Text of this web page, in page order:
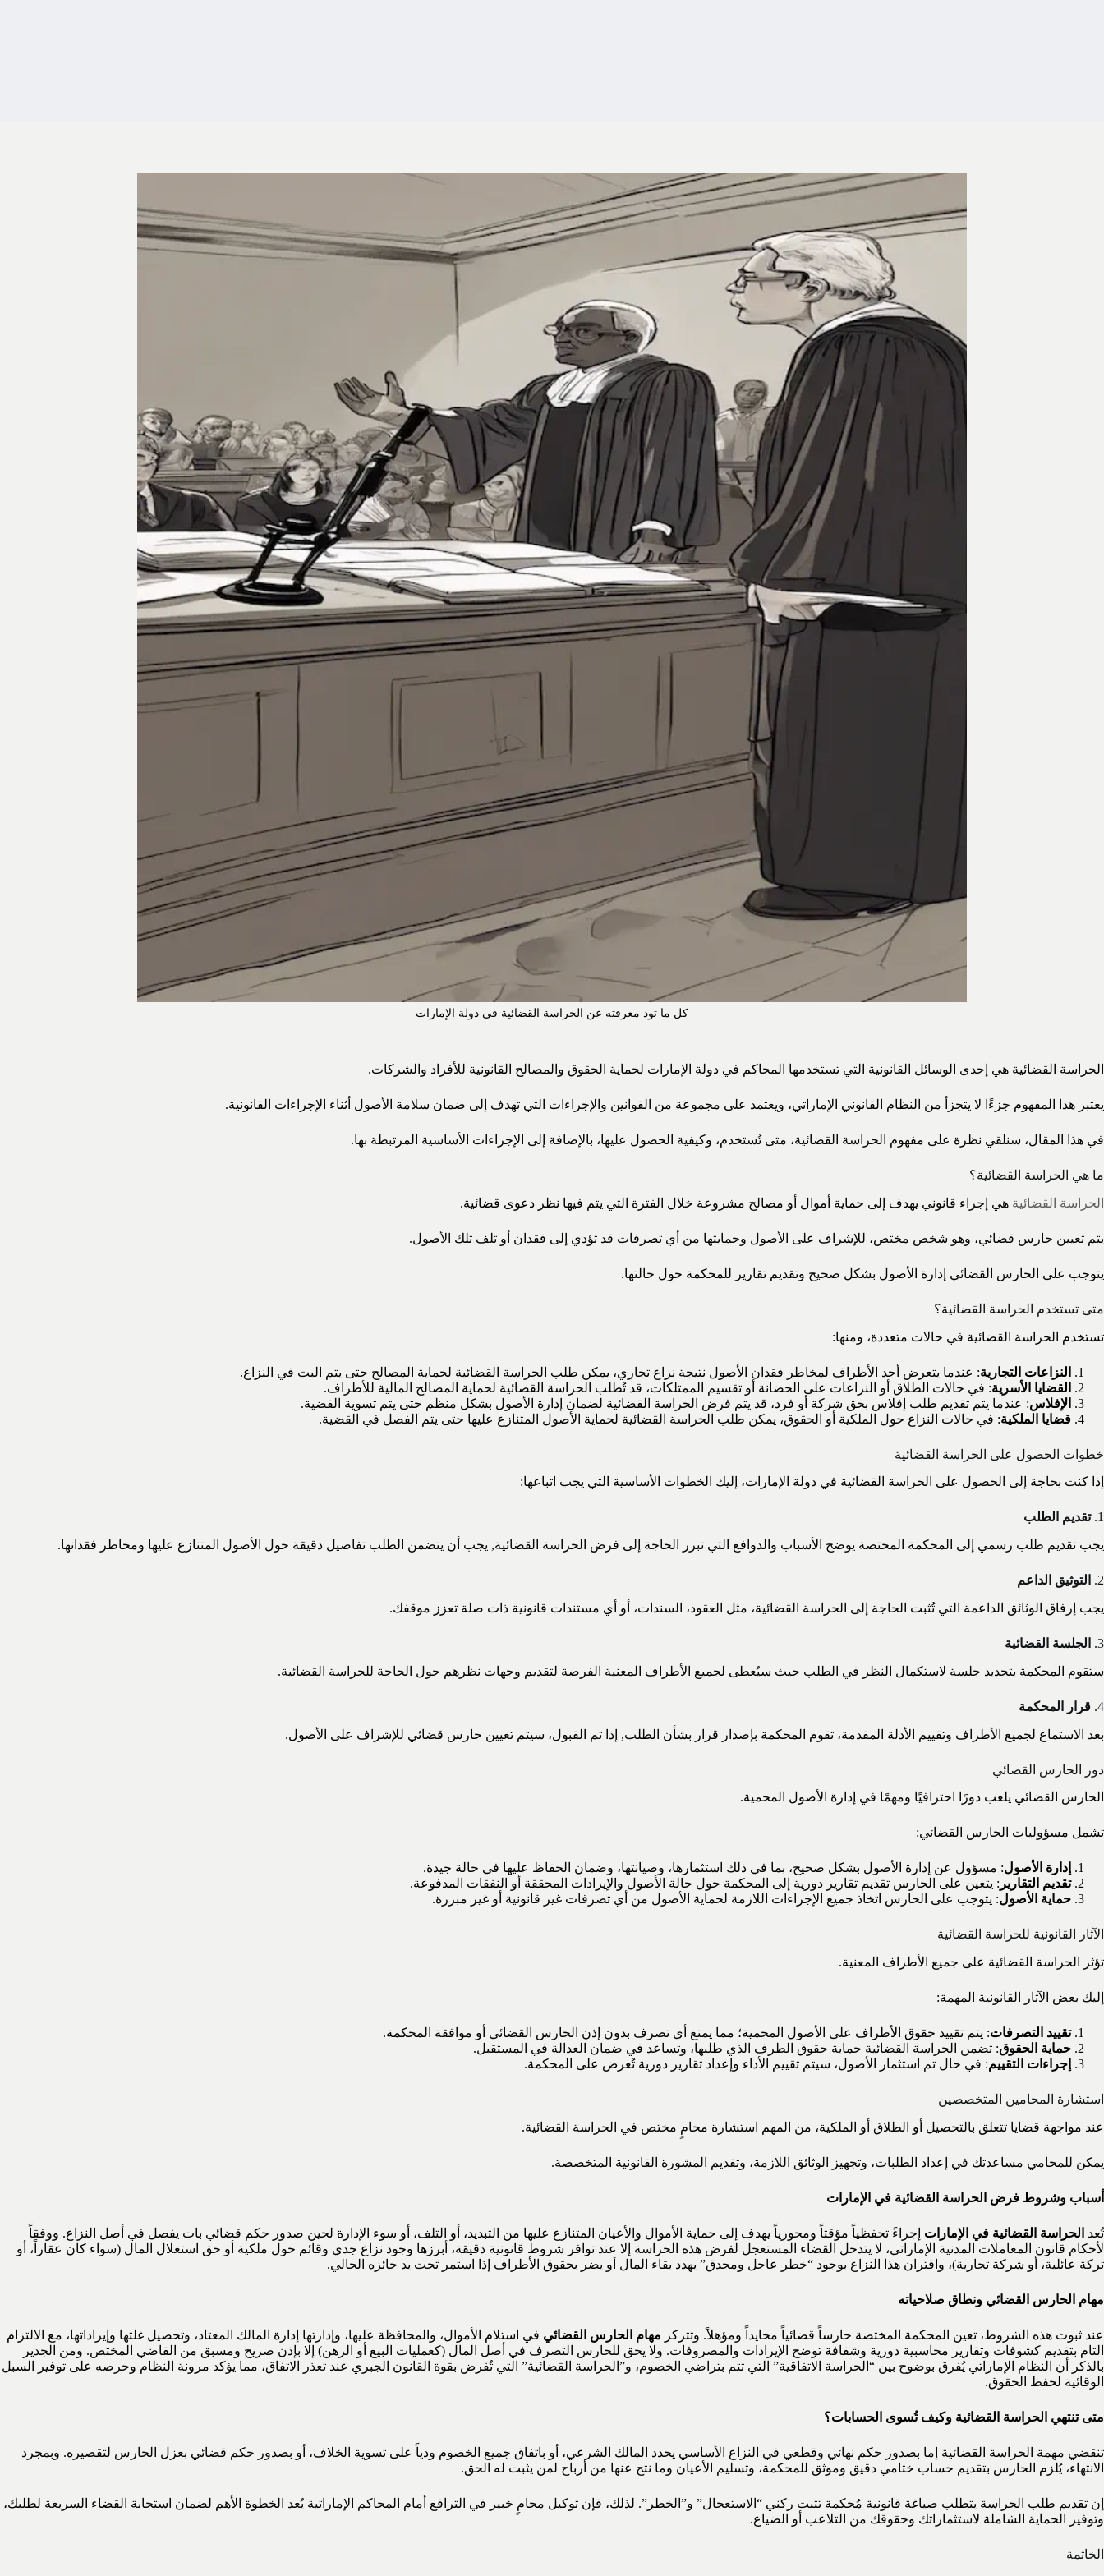
كل ما تود معرفته عن الحراسة القضائية في دولة الإمارات
الحراسة القضائية هي إحدى الوسائل القانونية التي تستخدمها المحاكم في دولة الإمارات لحماية الحقوق والمصالح القانونية للأفراد والشركات.
يعتبر هذا المفهوم جزءًا لا يتجزأ من النظام القانوني الإماراتي، ويعتمد على مجموعة من القوانين والإجراءات التي تهدف إلى ضمان سلامة الأصول أثناء الإجراءات القانونية.
في هذا المقال، سنلقي نظرة على مفهوم الحراسة القضائية، متى تُستخدم، وكيفية الحصول عليها، بالإضافة إلى الإجراءات الأساسية المرتبطة بها.
ما هي الحراسة القضائية؟
الحراسة القضائية هي إجراء قانوني يهدف إلى حماية أموال أو مصالح مشروعة خلال الفترة التي يتم فيها نظر دعوى قضائية.
يتم تعيين حارس قضائي، وهو شخص مختص، للإشراف على الأصول وحمايتها من أي تصرفات قد تؤدي إلى فقدان أو تلف تلك الأصول.
يتوجب على الحارس القضائي إدارة الأصول بشكل صحيح وتقديم تقارير للمحكمة حول حالتها.
متى تستخدم الحراسة القضائية؟
تستخدم الحراسة القضائية في حالات متعددة، ومنها:
النزاعات التجارية: عندما يتعرض أحد الأطراف لمخاطر فقدان الأصول نتيجة نزاع تجاري، يمكن طلب الحراسة القضائية لحماية المصالح حتى يتم البت في النزاع.
القضايا الأسرية: في حالات الطلاق أو النزاعات على الحضانة أو تقسيم الممتلكات، قد تُطلب الحراسة القضائية لحماية المصالح المالية للأطراف.
الإفلاس: عندما يتم تقديم طلب إفلاس بحق شركة أو فرد، قد يتم فرض الحراسة القضائية لضمان إدارة الأصول بشكل منظم حتى يتم تسوية القضية.
قضايا الملكية: في حالات النزاع حول الملكية أو الحقوق، يمكن طلب الحراسة القضائية لحماية الأصول المتنازع عليها حتى يتم الفصل في القضية.
خطوات الحصول على الحراسة القضائية
إذا كنت بحاجة إلى الحصول على الحراسة القضائية في دولة الإمارات، إليك الخطوات الأساسية التي يجب اتباعها:
1. تقديم الطلب
يجب تقديم طلب رسمي إلى المحكمة المختصة يوضح الأسباب والدوافع التي تبرر الحاجة إلى فرض الحراسة القضائية, يجب أن يتضمن الطلب تفاصيل دقيقة حول الأصول المتنازع عليها ومخاطر فقدانها.
2.
التوثيق الداعم
يجب إرفاق الوثائق الداعمة التي تُثبت الحاجة إلى الحراسة القضائية، مثل العقود، السندات، أو أي مستندات قانونية ذات صلة تعزز موقفك.
3.
الجلسة القضائية
ستقوم المحكمة بتحديد جلسة لاستكمال النظر في الطلب حيث سيُعطى لجميع الأطراف المعنية الفرصة لتقديم وجهات نظرهم حول الحاجة للحراسة القضائية.
4. قرار المحكمة
بعد الاستماع لجميع الأطراف وتقييم الأدلة المقدمة، تقوم المحكمة بإصدار قرار بشأن الطلب, إذا تم القبول، سيتم تعيين حارس قضائي للإشراف على الأصول.
دور الحارس القضائي
الحارس القضائي يلعب دورًا احترافيًا ومهمًا في إدارة الأصول المحمية.
تشمل مسؤوليات الحارس القضائي:
إدارة الأصول: مسؤول عن إدارة الأصول بشكل صحيح، بما في ذلك استثمارها، وصيانتها، وضمان الحفاظ عليها في حالة جيدة.
تقديم التقارير : يتعين على الحارس تقديم تقارير دورية إلى المحكمة حول حالة الأصول والإيرادات المحققة أو النفقات المدفوعة.
حماية الأصول: يتوجب على الحارس اتخاذ جميع الإجراءات اللازمة لحماية الأصول من أي تصرفات غير قانونية أو غير مبررة.
الآثار القانونية للحراسة القضائية
تؤثر الحراسة القضائية على جميع الأطراف المعنية.
إليك بعض الآثار القانونية المهمة:
تقييد التصرفات: يتم تقييد حقوق الأطراف على الأصول المحمية؛ مما يمنع أي تصرف بدون إذن الحارس القضائي أو موافقة المحكمة.
حماية الحقوق: تضمن الحراسة القضائية حماية حقوق الطرف الذي طلبها، وتساعد في ضمان العدالة في المستقبل.
إجراءات التقييم: في حال تم استثمار الأصول، سيتم تقييم الأداء وإعداد تقارير دورية تُعرض على المحكمة.
استشارة المحامين المتخصصين
عند مواجهة قضايا تتعلق بالتحصيل أو الطلاق أو الملكية، من المهم استشارة محامٍ مختص في الحراسة القضائية.
يمكن للمحامي مساعدتك في إعداد الطلبات، وتجهيز الوثائق اللازمة، وتقديم المشورة القانونية المتخصصة.
أسباب وشروط فرض الحراسة القضائية في الإمارات
تُعد الحراسة القضائية في الإمارات إجراءً تحفظياً مؤقتاً ومحورياً يهدف إلى حماية الأموال والأعيان المتنازع عليها من التبديد، أو التلف، أو سوء الإدارة لحين صدور حكم قضائي بات يفصل في أصل النزاع. ووفقاً
لأحكام قانون المعاملات المدنية الإماراتي، لا يتدخل القضاء المستعجل لفرض هذه الحراسة إلا عند توافر شروط قانونية دقيقة، أبرزها وجود نزاع جدي وقائم حول ملكية أو حق استغلال المال (سواء كان عقاراً، أو
تركة عائلية، أو شركة تجارية)، واقتران هذا النزاع بوجود “خطر عاجل ومحدق” يهدد بقاء المال أو يضر بحقوق الأطراف إذا استمر تحت يد حائزه الحالي.
مهام الحارس القضائي ونطاق صلاحياته
عند ثبوت هذه الشروط، تعين المحكمة المختصة حارساً قضائياً محايداً ومؤهلاً. وتتركز مهام الحارس القضائي في استلام الأموال، والمحافظة عليها، وإدارتها إدارة المالك المعتاد، وتحصيل غلتها وإيراداتها، مع الالتزام
التام بتقديم كشوفات وتقارير محاسبية دورية وشفافة توضح الإيرادات والمصروفات. ولا يحق للحارس التصرف في أصل المال (كعمليات البيع أو الرهن) إلا بإذن صريح ومسبق من القاضي المختص. ومن الجدير
بالذكر أن النظام الإماراتي يُفرق بوضوح بين “الحراسة الاتفاقية” التي تتم بتراضي الخصوم، و”الحراسة القضائية” التي تُفرض بقوة القانون الجبري عند تعذر الاتفاق، مما يؤكد مرونة النظام وحرصه على توفير السبل
الوقائية لحفظ الحقوق.
متى تنتهي الحراسة القضائية وكيف تُسوى الحسابات؟
تنقضي مهمة الحراسة القضائية إما بصدور حكم نهائي وقطعي في النزاع الأساسي يحدد المالك الشرعي، أو باتفاق جميع الخصوم ودياً على تسوية الخلاف، أو بصدور حكم قضائي بعزل الحارس لتقصيره. وبمجرد
الانتهاء، يُلزم الحارس بتقديم حساب ختامي دقيق وموثق للمحكمة، وتسليم الأعيان وما نتج عنها من أرباح لمن يثبت له الحق.
إن تقديم طلب الحراسة يتطلب صياغة قانونية مُحكمة تثبت ركني “الاستعجال” و”الخطر”. لذلك، فإن توكيل محامٍ خبير في الترافع أمام المحاكم الإماراتية يُعد الخطوة الأهم لضمان استجابة القضاء السريعة لطلبك،
وتوفير الحماية الشاملة لاستثماراتك وحقوقك من التلاعب أو الضياع.
الخاتمة